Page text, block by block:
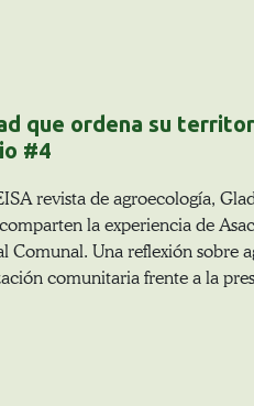
que ordena su
#4
revista de agroecología,
la experiencia de
Comunal. Una reflexión sobre
comunitaria frente a la